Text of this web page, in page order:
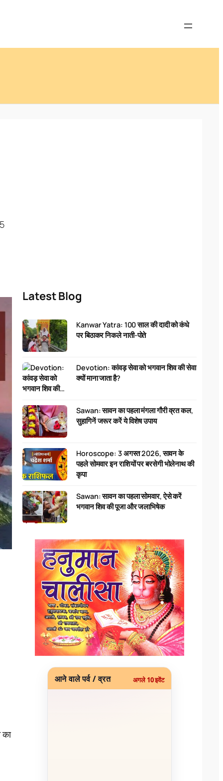
का
Latest Blog
Kanwar Yatra: 100 साल की दादी को कंधे
पर बिठाकर निकले नाती-पोते
Devotion: कांवड़ सेवा को भगवान शिव की सेवा
क्यों माना जाता है?
Sawan: सावन का पहला मंगला गौरी व्रत कल,
सुहागिनें जरूर करें ये विशेष उपाय
Horoscope: 3 अगस्त 2026, सावन के
पहले सोमवार इन राशियों पर बरसेगी भोलेनाथ की
कृपा
Sawan: सावन का पहला सोमवार, ऐसे करें
भगवान शिव की पूजा और जलाभिषेक
आने वाले पर्व / व्रत अगले 10 इवेंट